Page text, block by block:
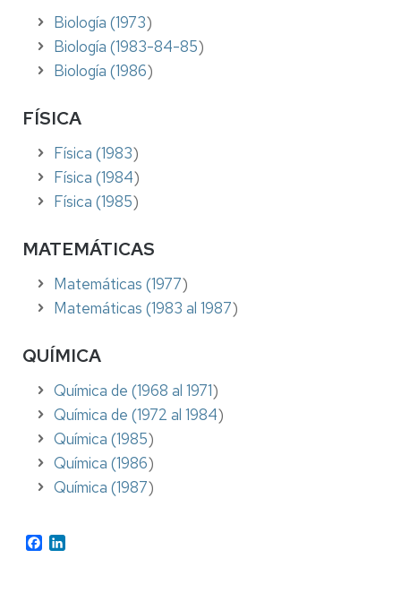
Biología (1973)
Biología (1983-84-85)
Biología (1986)
FÍSICA
Física (1983)
Física (1984)
Física (1985)
MATEMÁTICAS
Matemáticas (1977)
Matemáticas (1983 al 1987)
QUÍMICA
Química de (1968 al 1971)
Química de (1972 al 1984)
Química (1985)
Química (1986)
Química (1987)
Facebook